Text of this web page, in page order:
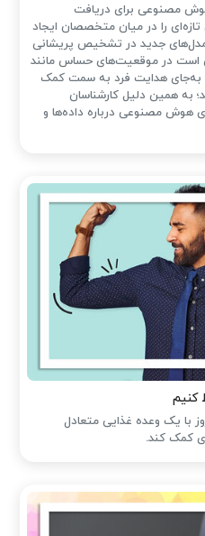
مصنوعی برای دریافت
تازه‌ای را در میان متخصصان ایجاد
جدید در تشخیص پریشانی
است در موقعیت‌های حساس مانند
به‌جای هدایت فرد به سمت کمک
به همین دلیل کارشناسان
هوش مصنوعی درباره داده‌ها و
کنیم
با یک وعده غذایی متعادل
کمک کند.